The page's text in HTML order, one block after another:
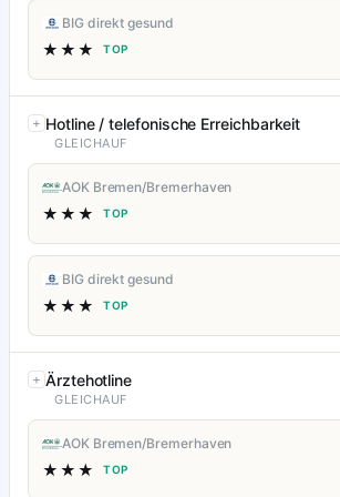
BIG direkt gesund
★★★ TOP
Hotline / telefonische Erreichbarkeit
GLEICHAUF
AOK Bremen/Bremerhaven
★★★ TOP
BIG direkt gesund
★★★ TOP
Ärztehotline
GLEICHAUF
AOK Bremen/Bremerhaven
★★★ TOP